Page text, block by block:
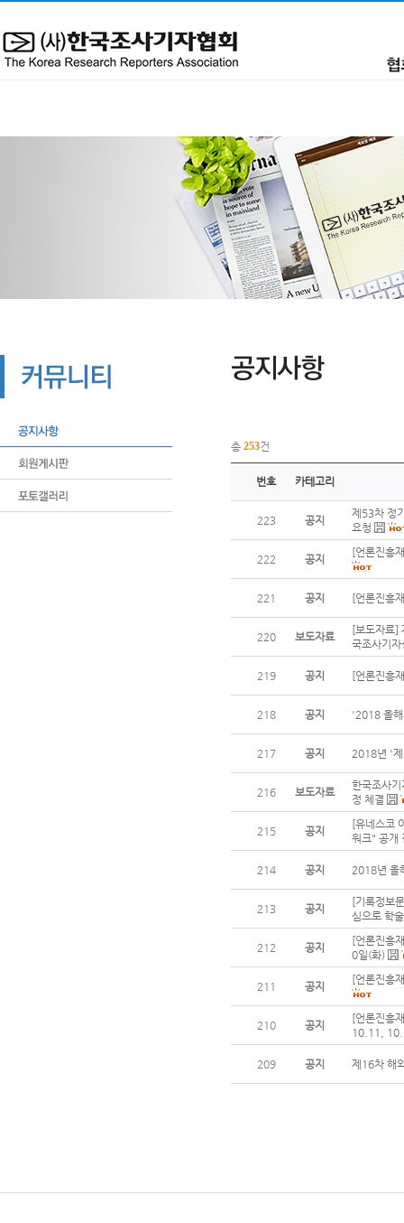
총 253건
번호 카테고리
223 공지
제53차 정
요청
222 공지
[언론진흥
221 공지 [언론진흥
220 보도자료
[보도자료]
국조사기자
219 공지 [언론진흥
218 공지 '2018 올해
217 공지 2018년 '제
216 보도자료
한국조사
정 체결
215 공지
[유네스코
워크" 공개
214 공지 2018년 올
213 공지
[기록정보
심으로 학
212 공지
[언론진흥
0일(화)
211 공지
[언론진흥
210 공지
[언론진흥
10.11,
209 공지 제16차 해